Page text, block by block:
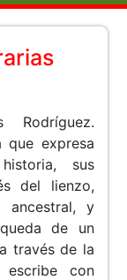
Rodríguez.
que expresa
sus
del lienzo,
ancestral, y
de un
través de la
con